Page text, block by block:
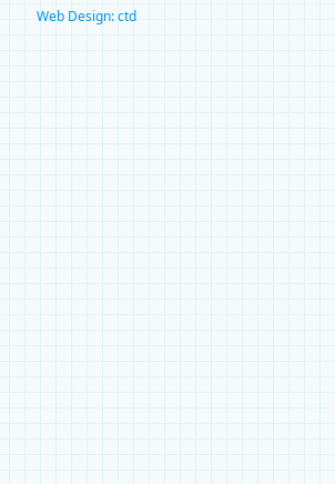
Web Design: ctd